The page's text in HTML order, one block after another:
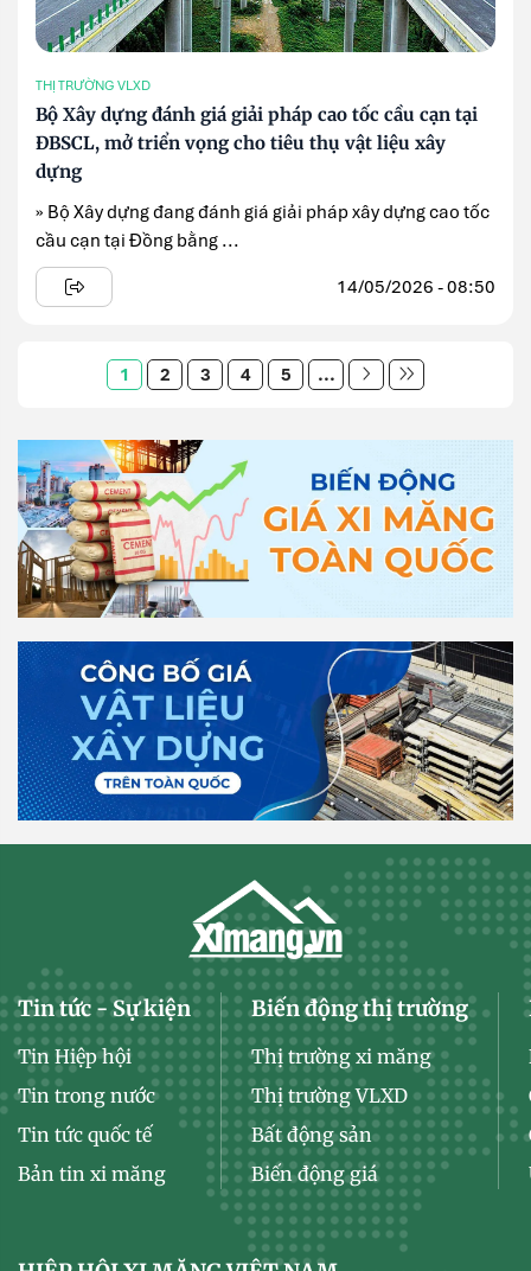
THỊ TRƯỜNG VLXD
Bộ Xây dựng đánh giá giải pháp cao tốc cầu cạn tại
ĐBSCL, mở triển vọng cho tiêu thụ vật liệu xây
dựng
» Bộ Xây dựng đang đánh giá giải pháp xây dựng cao tốc
cầu cạn tại Đồng bằng ...
14/05/2026 - 08:50
1 2 3 4 5 ...
Tin tức - Sự kiện
Tin Hiệp hội
Tin trong nước
Tin tức quốc tế
Bản tin xi măng
Biến động thị trường
Thị trường xi măng
Thị trường VLXD
Bất động sản
Biến động giá